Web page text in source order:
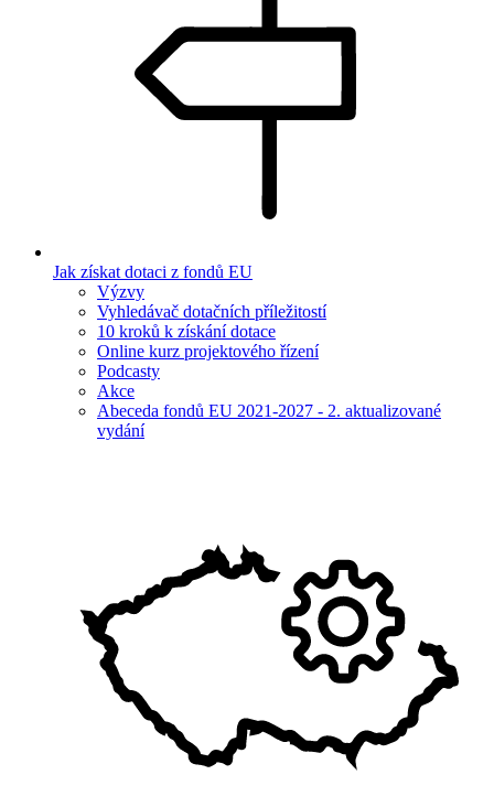
Jak získat dotaci z fondů EU
Výzvy
Vyhledávač dotačních příležitostí
10 kroků k získání dotace
Online kurz projektového řízení
Podcasty
Akce
Abeceda fondů EU 2021-2027 - 2. aktualizované
vydání